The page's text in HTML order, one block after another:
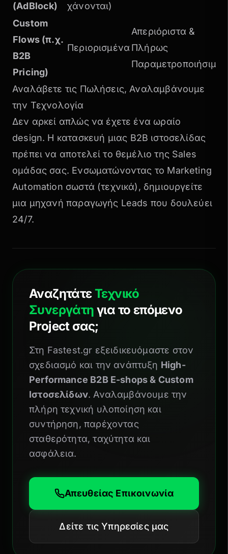
(AdBlock)
χάνονται)
Custom
Flows (π.χ.
B2B
Pricing)
Περιορισμένα
Απεριόριστα &
Πλήρως
Παραμετροποιήσιμα
Αναλάβετε τις Πωλήσεις, Αναλαμβάνουμε
την Τεχνολογία
Δεν αρκεί απλώς να έχετε ένα ωραίο
design. Η κατασκευή μιας B2B ιστοσελίδας
πρέπει να αποτελεί το θεμέλιο της Sales
ομάδας σας. Ενσωματώνοντας το Marketing
Automation σωστά (τεχνικά), δημιουργείτε
μια μηχανή παραγωγής Leads που δουλεύει
24/7.
ΑναζητάτεΤεχνικό
Συνεργάτη για το επόμενο
Project σας;
Στη Fastest.gr εξειδικευόμαστε στον
σχεδιασμό και την ανάπτυξη High-
Performance B2B E-shops & Custom
Ιστοσελίδων. Αναλαμβάνουμε την
πλήρη τεχνική υλοποίηση και
συντήρηση, παρέχοντας
σταθερότητα, ταχύτητα και
ασφάλεια.
Απευθείας Επικοινωνία
Δείτε τις Υπηρεσίες μας